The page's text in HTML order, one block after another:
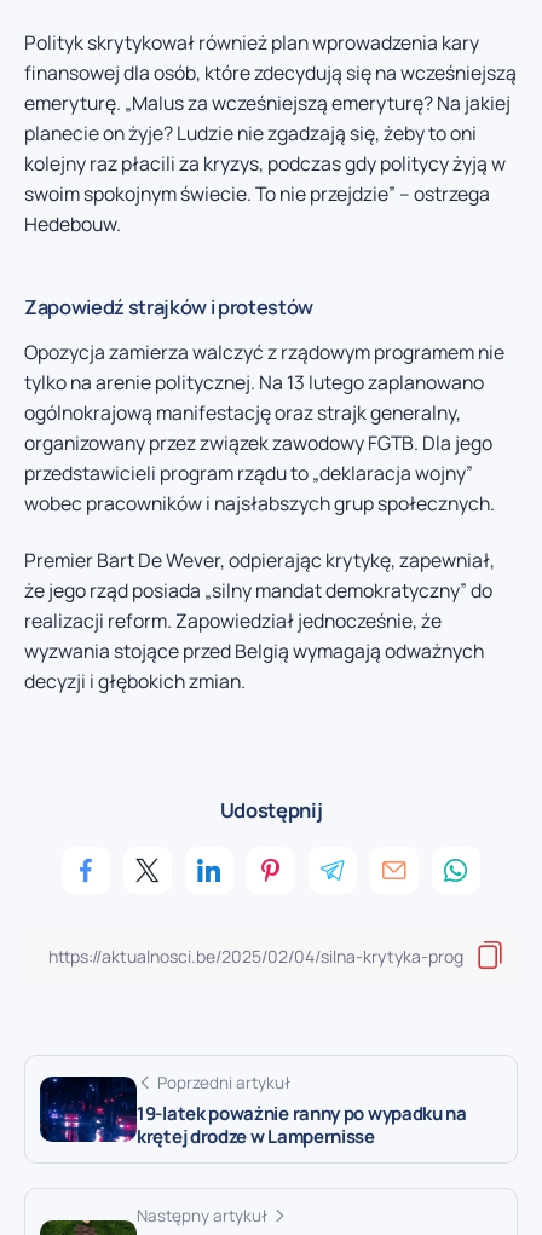
Polityk skrytykował również plan wprowadzenia kary
finansowej dla osób, które zdecydują się na wcześniejszą
emeryturę. „Malus za wcześniejszą emeryturę? Na jakiej
planecie on żyje? Ludzie nie zgadzają się, żeby to oni
kolejny raz płacili za kryzys, podczas gdy politycy żyją w
swoim spokojnym świecie. To nie przejdzie” – ostrzega
Hedebouw.
Zapowiedź strajków i protestów
Opozycja zamierza walczyć z rządowym programem nie
tylko na arenie politycznej. Na 13 lutego zaplanowano
ogólnokrajową manifestację oraz strajk generalny,
organizowany przez związek zawodowy FGTB. Dla jego
przedstawicieli program rządu to „deklaracja wojny”
wobec pracowników i najsłabszych grup społecznych.
Premier Bart De Wever, odpierając krytykę, zapewniał,
że jego rząd posiada „silny mandat demokratyczny” do
realizacji reform. Zapowiedział jednocześnie, że
wyzwania stojące przed Belgią wymagają odważnych
decyzji i głębokich zmian.
Udostępnij
Poprzedni artykuł
19-latek poważnie ranny po wypadku na
krętej drodze w Lampernisse
Następny artykuł